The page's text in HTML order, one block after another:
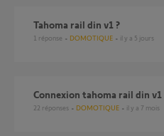
Tahoma rail din v1 ?
1 réponse DOMOTIQUE il y a 5 jours
Connexion tahoma rail din v1
22 réponses DOMOTIQUE il y a 7 mois